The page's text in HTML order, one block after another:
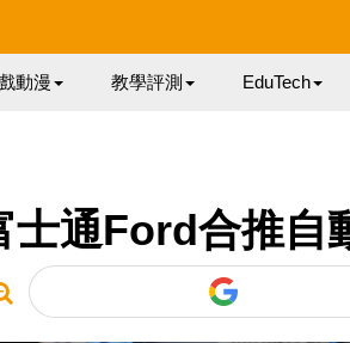
動漫 教學評測 EduTech
士通Ford合推自